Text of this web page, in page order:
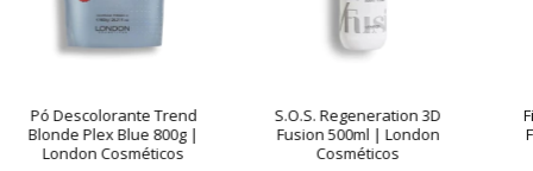
Pó Descolorante Trend
Blonde Plex Blue 800g |
London Cosméticos
S.O.S. Regeneration 3D
Fusion 500ml | London
Cosméticos